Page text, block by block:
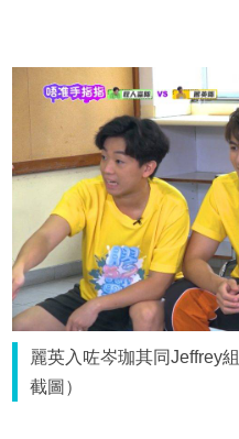
麗英入咗岑珈其同Jeffrey
截圖）